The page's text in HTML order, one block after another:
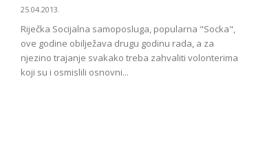
25.04.2013.
Riječka Socijalna samoposluga, popularna "Socka",
ove godine obilježava drugu godinu rada, a za
njezino trajanje svakako treba zahvaliti volonterima
koji su i osmislili osnovni...